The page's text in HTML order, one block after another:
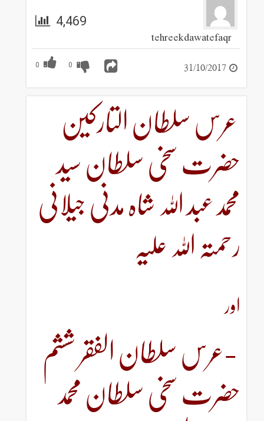
tehreekdawatefaqr
4,469
0 0 31/10/2017
عرس سلطان التارکین
حضرت سخی سلطان سید
محمدعبد اللہ شاہ مدنی جیلانی
رحمتہ اللہ علیہ
اور
-عرس سلطان الفقر ششم
حضرت سخی سلطان محمد